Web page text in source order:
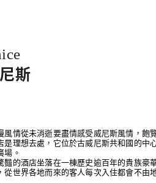
斯
風情從未消逝要盡情感受威尼斯風情，飽
是理想去處，它位於古威尼斯共和國的中
場。
豔的酒店坐落在一棟歷史逾百年的貴族豪
從世界各地而來的客人每次入住都會不由